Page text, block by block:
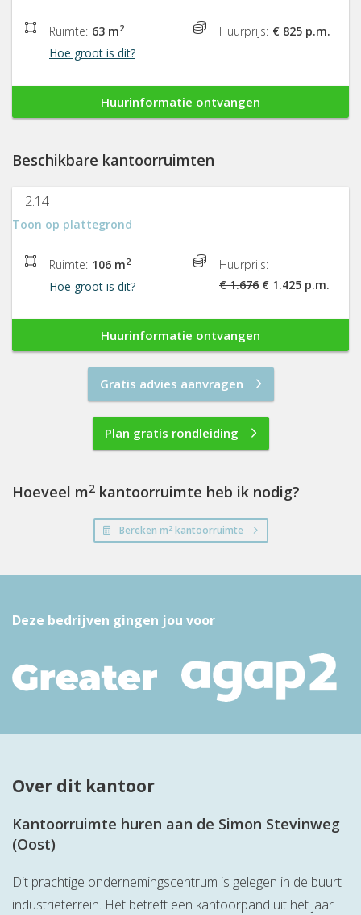
Ruimte: 63 m2
Hoe groot is dit?
Huurprijs: € 825 p.m.
Huurinformatie ontvangen
Beschikbare kantoorruimten
2.14
Toon op plattegrond
Ruimte: 106 m2
Hoe groot is dit?
Huurprijs:
€ 1.676 € 1.425 p.m.
Huurinformatie ontvangen
Gratis advies aanvragen
Plan gratis rondleiding
Hoeveel m2 kantoorruimte heb ik nodig?
Bereken m2kantoorruimte
Deze bedrijven gingen jou voor
Over dit kantoor
Kantoorruimte huren aan de Simon Stevinweg
(Oost)
Dit prachtige ondernemingscentrum is gelegen in de buurt
industrieterrein. Het betreft een kantoorpand uit het jaar